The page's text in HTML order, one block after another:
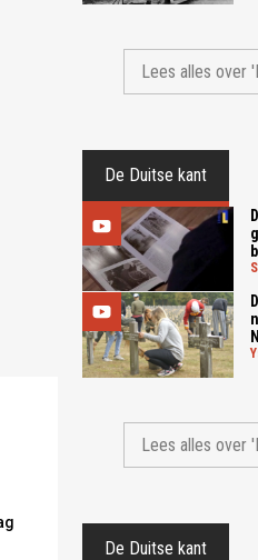
Lees alles over
De Duitse kant
Lees alles over
De Duitse kant